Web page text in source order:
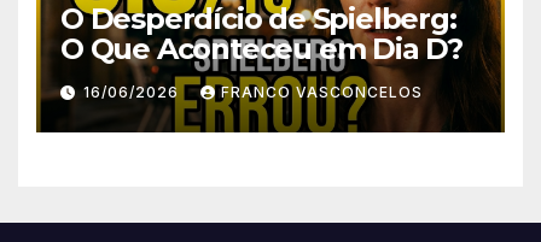
O Desperdício de Spielberg:
O Que Aconteceu em Dia D?
16/06/2026 FRANCO VASCONCELOS